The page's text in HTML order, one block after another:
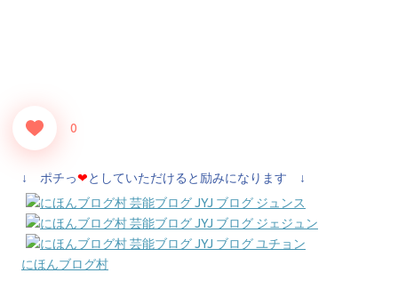
0
↓ ポチっ❤としていただけると励みになります ↓
にほんブログ村